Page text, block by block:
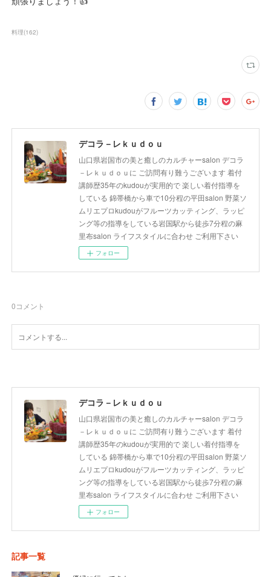
料理(162)
デコラ－レｋｕｄｏｕ
山口県岩国市の美と癒しのカルチャーsalon デコラ
－レｋｕｄｏｕに ご訪問有り難うございます 着付
講師歴35年のkudouが実用的で 楽しい着付指導を
している 錦帯橋から車で10分程の平田salon 野菜ソ
ムリエプロkudouがフルーツカッティング、ラッピ
ング等の指導をしている岩国駅から徒歩7分程の麻
里布salon ライフスタイルに合わせ ご利用下さい
フォロー
0コメント
デコラ－レｋｕｄｏｕ
山口県岩国市の美と癒しのカルチャーsalon デコラ
－レｋｕｄｏｕに ご訪問有り難うございます 着付
講師歴35年のkudouが実用的で 楽しい着付指導を
している 錦帯橋から車で10分程の平田salon 野菜ソ
ムリエプロkudouがフルーツカッティング、ラッピ
ング等の指導をしている岩国駅から徒歩7分程の麻
里布salon ライフスタイルに合わせ ご利用下さい
フォロー
記事一覧